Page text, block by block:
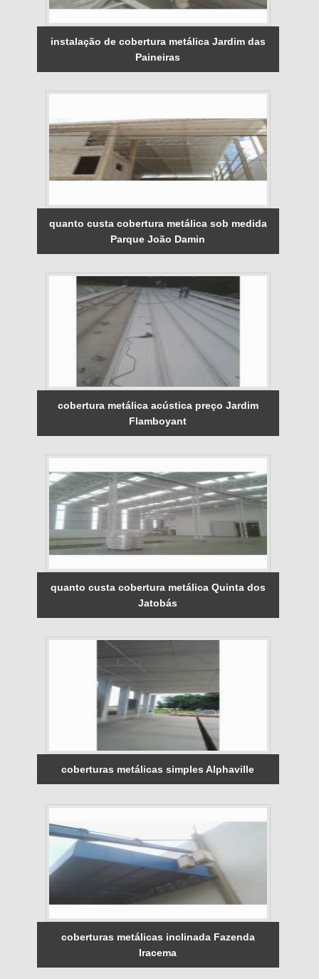
instalação de cobertura metálica Jardim das
Paineiras
quanto custa cobertura metálica sob medida
Parque João Damin
cobertura metálica acústica preço Jardim
Flamboyant
quanto custa cobertura metálica Quinta dos
Jatobás
coberturas metálicas simples Alphaville
coberturas metálicas inclinada Fazenda
Iracema